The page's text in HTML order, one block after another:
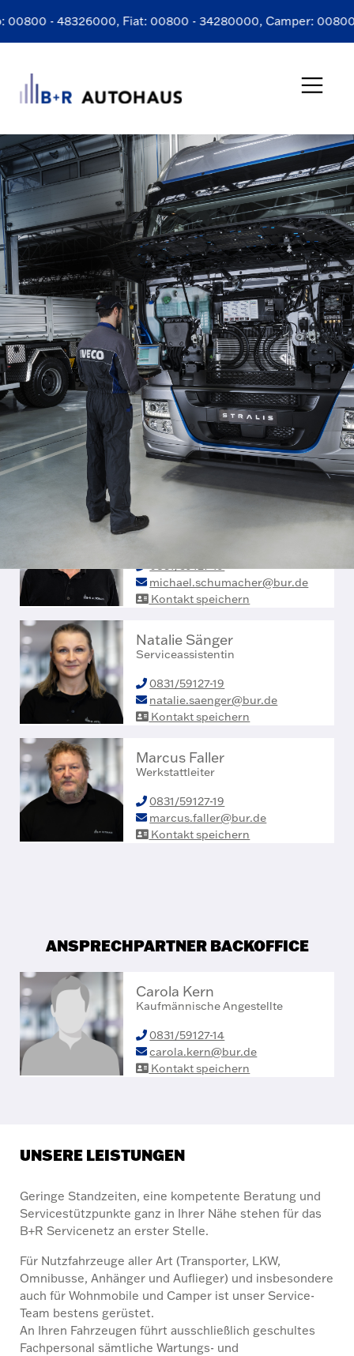
- 48326000, Fiat:00800 - 34280000, Camper:00800 -
Service-Formular
ANSPRECHPARTNER SERVICE
Georg Schillinger
Serviceberater
0831/59127-19
georg.schillinger@bur.de
Kontakt speichern
Michael Schumacher
Serviceberater
0831/59127-19
michael.schumacher@bur.de
Kontakt speichern
Natalie Sänger
Serviceassistentin
0831/59127-19
natalie.saenger@bur.de
Kontakt speichern
Marcus Faller
Werkstattleiter
0831/59127-19
marcus.faller@bur.de
Kontakt speichern
ANSPRECHPARTNER BACKOFFICE
Carola Kern
Kaufmännische Angestellte
0831/59127-14
carola.kern@bur.de
Kontakt speichern
UNSERE LEISTUNGEN
Geringe Standzeiten, eine kompetente Beratung und
Servicestützpunkte ganz in Ihrer Nähe stehen für das
B+R Servicenetz an erster Stelle.
Für Nutzfahrzeuge aller Art (Transporter, LKW,
Omnibusse, Anhänger und Auflieger) und insbesondere
auch für Wohnmobile und Camper ist unser Service-
Team bestens gerüstet.
An Ihren Fahrzeugen führt ausschließlich geschultes
Fachpersonal sämtliche Wartungs- und